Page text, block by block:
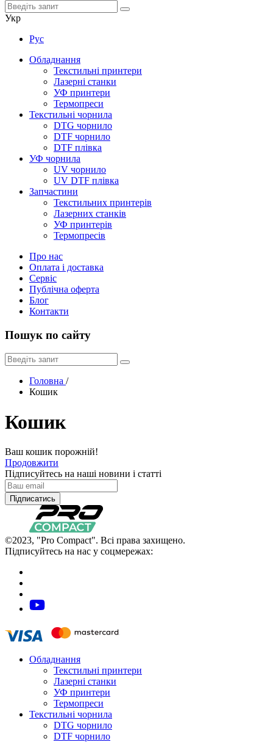
Укр
Рус
Обладнання
Текстильні принтери
Лазерні станки
УФ принтери
Термопреси
Текстильні чорнила
DTG чорнило
DTF чорнило
DTF плівка
УФ чорнила
UV чорнило
UV DTF плівка
Запчастини
Текстильних принтерів
Лазерних станків
УФ принтерів
Термопресів
Про нас
Оплата і доставка
Сервіс
Публічна оферта
Блог
Контакти
Пошук по сайту
Головна /
Кошик
Кошик
Ваш кошик порожній!
Продовжити
Підписуйтесь на наші новини і статті
Підписатись
©2023, "Pro Compact". Всі права захищено.
Підписуйтесь на нас у соцмережах:
Обладнання
Текстильні принтери
Лазерні станки
УФ принтери
Термопреси
Текстильні чорнила
DTG чорнило
DTF чорнило